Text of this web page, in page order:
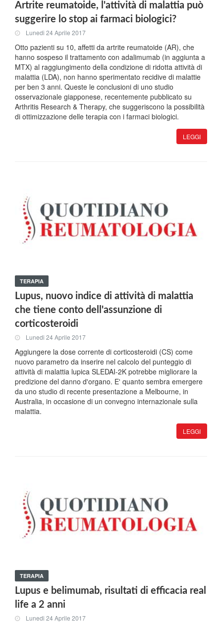
Artrite reumatoide, l'attività di malattia può
suggerire lo stop ai farmaci biologici?
Lunedi 24 Aprile 2017
Otto pazienti su 10, affetti da artrite reumatoide (AR), che
hanno sospeso il trattamento con adalimumab (in aggiunta a
MTX) al raggiungimento della condizione di ridotta attività di
malattia (LDA), non hanno sperimentato recidive di malattie
per ben 3 anni. Queste le conclusioni di uno studio
osservazionale giapponese, recentemente pubblicato su
Arthritis Research & Therapy, che suggeriscono la possibilità
di ottimizzazione delle terapia con i farmaci biologici.
LEGGI
TERAPIA
Lupus, nuovo indice di attività di malattia
che tiene conto dell'assunzione di
corticosteroidi
Lunedi 24 Aprile 2017
Aggiungere la dose corrente di corticosteroidi (CS) come
nuovo parametro da inserire nel calcolo del punteggio di
attività di malattia lupica SLEDAI-2K potrebbe migliorare la
predizione del danno d'organo. E' quanto sembra emergere
da uno studio di recente presentazione a Melbourne, in
Australia, in occasione di un convegno internazionale sulla
malattia.
LEGGI
TERAPIA
Lupus e belimumab, risultati di efficacia real
life a 2 anni
Lunedi 24 Aprile 2017